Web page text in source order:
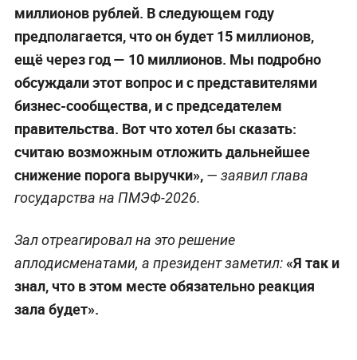
миллионов рублей. В следующем году
предполагается, что он будет 15 миллионов,
ещё через год — 10 миллионов. Мы подробно
обсуждали этот вопрос и с представителями
бизнес-сообщества, и с председателем
правительства. Вот что хотел бы сказать:
считаю возможным отложить дальнейшее
снижение порога выручки», — заявил глава
государства на ПМЭФ-2026.
Зал отреагировал на это решение
аплодисменатами, а президент заметил:«Я так и
знал, что в этом месте обязательно реакция
зала будет».